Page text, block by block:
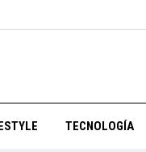
TECNOLOGÍA